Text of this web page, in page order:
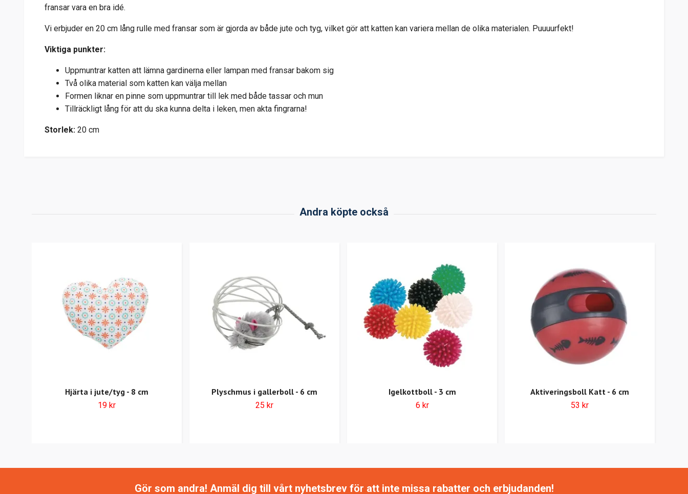
fransar vara en bra idé.
Vi erbjuder en 20 cm lång rulle med fransar som är gjorda av både jute och tyg, vilket gör att katten kan variera mellan de olika materialen. Puuuurfekt!
Viktiga punkter:
Uppmuntrar katten att lämna gardinerna eller lampan med fransar bakom sig
Två olika material som katten kan välja mellan
Formen liknar en pinne som uppmuntrar till lek med både tassar och mun
Tillräckligt lång för att du ska kunna delta i leken, men akta fingrarna!
Storlek: 20 cm
Hjärta i jute/tyg - 8 cm
19 kr
Plyschmus i gallerboll - 6 cm
25 kr
Igelkottboll - 3 cm
6 kr
Aktiveringsboll Katt - 6 cm
53 kr
Gör som andra! Anmäl dig till vårt nyhetsbrev för att inte missa rabatter och erbjudanden!